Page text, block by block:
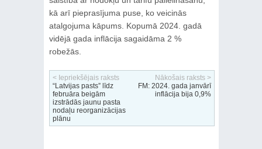
kā arī pieprasījuma puse, ko veicinās
atalgojuma kāpums. Kopumā 2024. gadā
vidējā gada inflācija sagaidāma 2 %
robežās.
< Iepriekšējais raksts
“Latvijas pasts” līdz
februāra beigām
izstrādās jaunu pasta
nodaļu reorganizācijas
plānu
Nākošais raksts >
FM: 2024. gada janvārī
inflācija bija 0,9%